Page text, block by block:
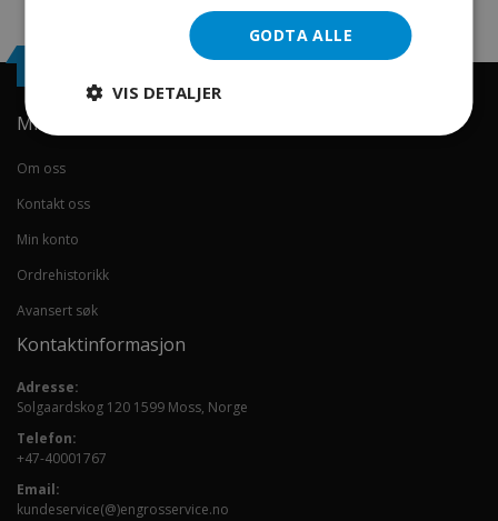
Min konto
Om oss
Kontakt oss
Min konto
Ordrehistorikk
Avansert søk
Kontaktinformasjon
Adresse:
Solgaardskog 120 1599 Moss, Norge
Telefon:
+47-40001767
Email:
kundeservice(@)engrosservice.no
GODTA ALLE
VIS DETALJER